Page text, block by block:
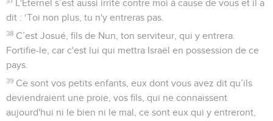
L'Eternel s’est aussi irrité contre moi à cause de vous et il a
dit : ‘Toi non plus, tu n'y entreras pas.
38 C’est Josué, fils de Nun, ton serviteur, qui y entrera.
Fortifie-le, car c'est lui qui mettra Israël en possession de ce
pays.
39 Ce sont vos petits enfants, eux dont vous avez dit qu’ils
deviendraient une proie, vos fils, qui ne connaissent
aujourd'hui ni le bien ni le mal, ce sont eux qui y entreront,